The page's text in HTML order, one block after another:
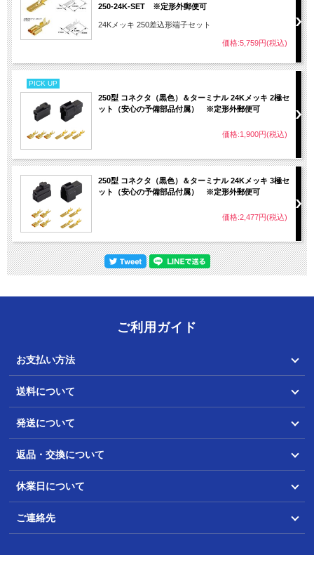
250-24K-SET ※定形外郵便可
24Kメッキ 250差込形端子セット
価格:5,759円(税込)
PICK UP
250型 コネクタ（黒色）＆ターミナル 24Kメッキ 2極セ
ット（安心の予備部品付属） ※定形外郵便可
価格:1,900円(税込)
250型 コネクタ（黒色）＆ターミナル 24Kメッキ 3極セ
ット（安心の予備部品付属） ※定形外郵便可
価格:2,477円(税込)
ご利用ガイド
お支払い方法
送料について
発送について
返品・交換について
休業日について
ご連絡先